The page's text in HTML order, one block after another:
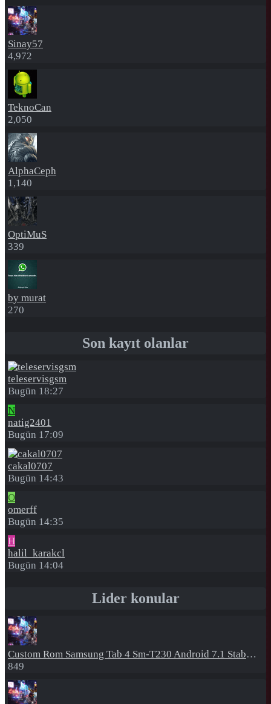
Sinay57
4,972
TeknoCan
2,050
AlphaCeph
1,140
OptiMuS
339
by murat
270
Son kayıt olanlar
teleservisgsm
Bugün 18:27
N
natig2401
Bugün 17:09
cakal0707
Bugün 14:43
O
omerff
Bugün 14:35
H
halil_karakcl
Bugün 14:04
Lider konular
Custom Rom Samsung Tab 4 Sm-T230 Android 7.1 Stabil Eba Destekli Yazılım
849